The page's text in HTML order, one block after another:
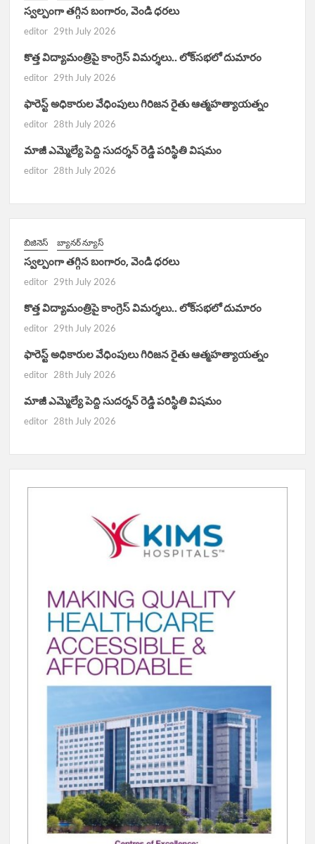
స్వల్పంగా తగ్గిన బంగారం, వెండి ధరలు
editor 29th July 2026
కొత్త విద్యామంత్రిపై కాంగ్రెస్ విమర్శలు.. లోక్‌సభలో దుమారం
editor 29th July 2026
ఫారెస్ట్ అధికారుల వేధింపులు గిరిజన రైతు ఆత్మహత్యాయత్నం
editor 28th July 2026
మాజీ ఎమ్మెల్యే పెద్ది సుదర్శన్ రెడ్డి పరిస్థితి విషమం
editor 28th July 2026
బిజినెస్ బ్యానర్ న్యూస్
స్వల్పంగా తగ్గిన బంగారం, వెండి ధరలు
editor 29th July 2026
కొత్త విద్యామంత్రిపై కాంగ్రెస్ విమర్శలు.. లోక్‌సభలో దుమారం
editor 29th July 2026
ఫారెస్ట్ అధికారుల వేధింపులు గిరిజన రైతు ఆత్మహత్యాయత్నం
editor 28th July 2026
మాజీ ఎమ్మెల్యే పెద్ది సుదర్శన్ రెడ్డి పరిస్థితి విషమం
editor 28th July 2026